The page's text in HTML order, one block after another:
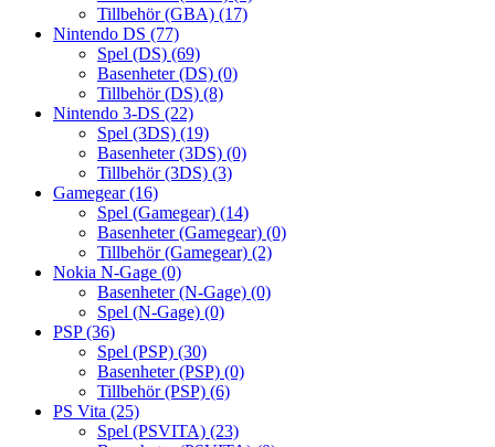
Tillbehör (GBA) (17)
Nintendo DS (77)
Spel (DS) (69)
Basenheter (DS) (0)
Tillbehör (DS) (8)
Nintendo 3-DS (22)
Spel (3DS) (19)
Basenheter (3DS) (0)
Tillbehör (3DS) (3)
Gamegear(16)
Spel (Gamegear) (14)
Basenheter (Gamegear) (0)
Tillbehör (Gamegear) (2)
Nokia N-Gage (0)
Basenheter (N-Gage) (0)
Spel (N-Gage) (0)
PSP(36)
Spel (PSP) (30)
Basenheter (PSP) (0)
Tillbehör (PSP) (6)
PS Vita (25)
Spel (PSVITA) (23)